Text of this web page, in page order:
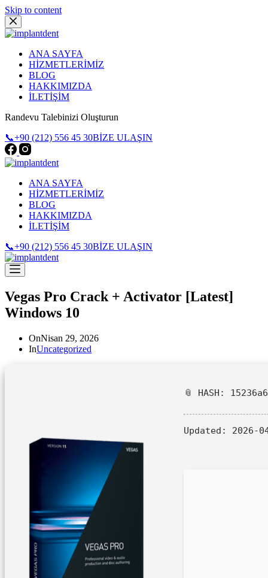
Skip to content
ANA SAYFA
HİZMETLERİMİZ
BLOG
HAKKIMIZDA
İLETİŞİM
Randevu Talebinizi Oluşturun
📞+90 (212) 556 45 30BİZE ULAŞIN
ANA SAYFA
HİZMETLERİMİZ
BLOG
HAKKIMIZDA
İLETİŞİM
📞+90 (212) 556 45 30BİZE ULAŞIN
Vegas Pro Crack + Activator [Latest]
Windows 10
OnNisan 29, 2026
InUncategorized
📎 HASH:
Updated: 2026-